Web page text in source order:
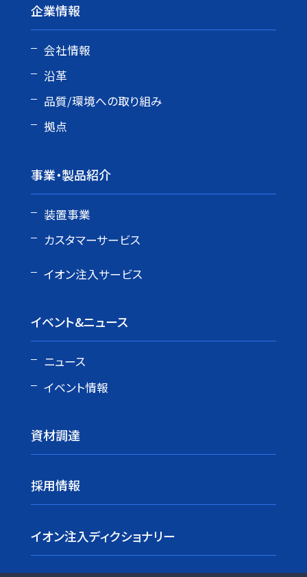
企業情報
会社情報
沿革
品質/環境への取り組み
拠点
事業・製品紹介
装置事業
カスタマーサービス
イオン注入サービス
イベント&ニュース
ニュース
イベント情報
資材調達
採用情報
イオン注入ディクショナリー